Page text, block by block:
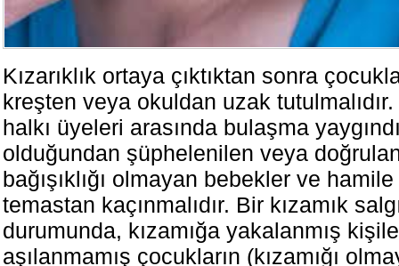
Kızarıklık ortaya çıktıktan sonra
kreşten veya okuldan uzak
halkı üyeleri arasında bulaşma
olduğundan şüphelenilen veya
bağışıklığı olmayan bebekler ve
temastan kaçınmalıdır. Bir kızamık
durumunda, kızamığa yakalanmış
aşılanmamış çocukların (kızamığı